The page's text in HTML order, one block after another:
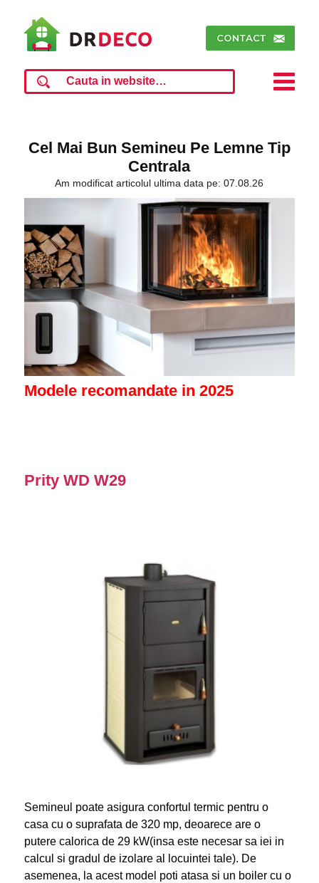
Cel Mai Bun Semineu Pe Lemne Tip
Centrala
Am modificat articolul ultima data pe: 07.08.26
Modele recomandate in 2025
Prity WD W29
Semineul poate asigura confortul termic pentru o
casa cu o suprafata de 320 mp, deoarece are o
putere calorica de 29 kW(insa este necesar sa iei in
calcul si gradul de izolare al locuintei tale). De
asemenea, la acest model poti atasa si un boiler cu o